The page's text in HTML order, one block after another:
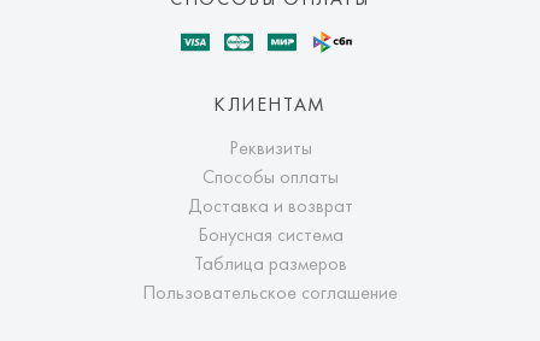
КЛИЕНТАМ
Реквизиты
Способы оплаты
Доставка и возврат
Бонусная система
Таблица размеров
Пользовательское соглашение